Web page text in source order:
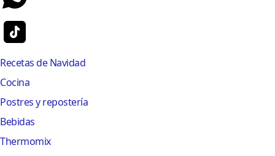
Recetas de Navidad
Cocina
Postres y repostería
Bebidas
Thermomix